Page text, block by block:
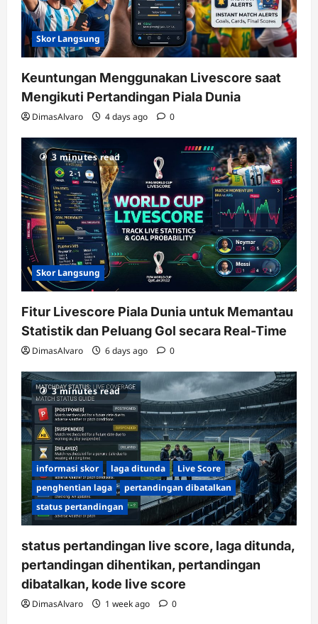
Skor Langsung
Keuntungan Menggunakan Livescore saat
Mengikuti Pertandingan Piala Dunia
DimasAlvaro 4 days ago 0
3 minutes read
Skor Langsung
Fitur Livescore Piala Dunia untuk Memantau
Statistik dan Peluang Gol secara Real-Time
DimasAlvaro 6 days ago 0
3 minutes read
informasi skor laga ditunda
Live Score
penghentian laga
pertandingan dibatalkan
status pertandingan
status pertandingan live score, laga ditunda,
pertandingan dihentikan, pertandingan
dibatalkan, kode live score
DimasAlvaro 1 week ago 0